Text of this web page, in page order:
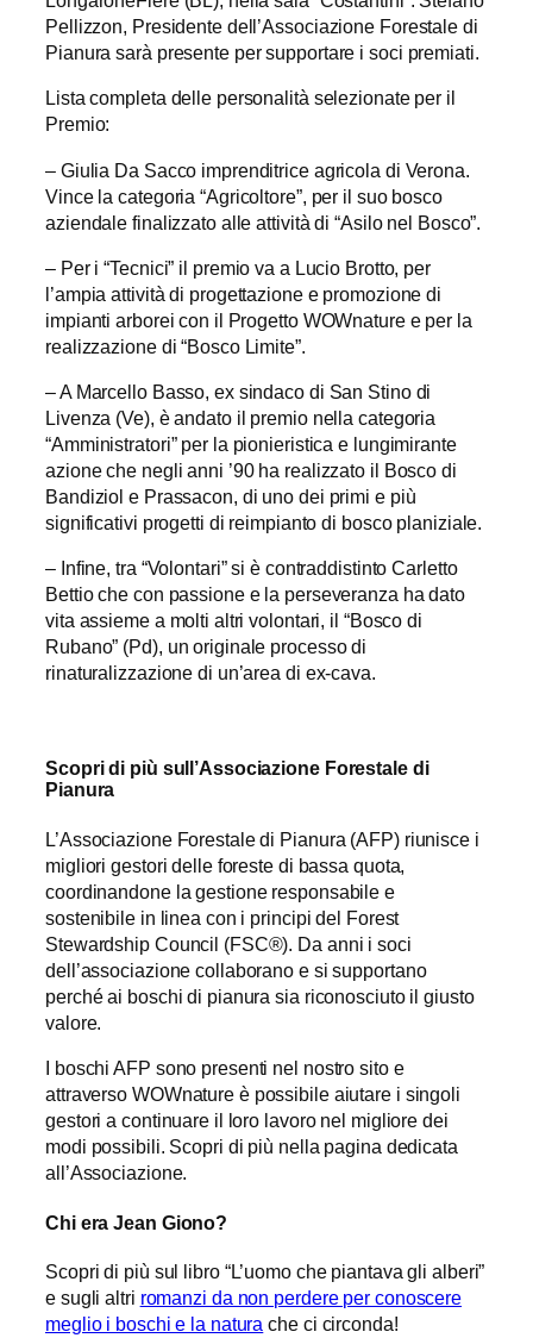
Pellizzon, Presidente dell’Associazione Forestale di
Pianura sarà presente per supportare i soci premiati.
Lista completa delle personalità selezionate per il
Premio:
– Giulia Da Sacco imprenditrice agricola di Verona.
Vince la categoria “Agricoltore”, per il suo bosco
aziendale finalizzato alle attività di “Asilo nel Bosco”.
– Per i “Tecnici” il premio va a Lucio Brotto, per
l’ampia attività di progettazione e promozione di
impianti arborei con il Progetto WOWnature e per la
realizzazione di “Bosco Limite”.
– A Marcello Basso, ex sindaco di San Stino di
Livenza (Ve), è andato il premio nella categoria
“Amministratori” per la pionieristica e lungimirante
azione che negli anni ’90 ha realizzato il Bosco di
Bandiziol e Prassacon, di uno dei primi e più
significativi progetti di reimpianto di bosco planiziale.
– Infine, tra “Volontari” si è contraddistinto Carletto
Bettio che con passione e la perseveranza ha dato
vita assieme a molti altri volontari, il “Bosco di
Rubano” (Pd), un originale processo di
rinaturalizzazione di un’area di ex-cava.
Scopri di più sull’Associazione Forestale di
Pianura
L’Associazione Forestale di Pianura (AFP) riunisce i
migliori gestori delle foreste di bassa quota,
coordinandone la gestione responsabile e
sostenibile in linea con i principi del Forest
Stewardship Council (FSC®). Da anni i soci
dell’associazione collaborano e si supportano
perché ai boschi di pianura sia riconosciuto il giusto
valore.
I boschi AFP sono presenti nel nostro sito e
attraverso WOWnature è possibile aiutare i singoli
gestori a continuare il loro lavoro nel migliore dei
modi possibili. Scopri di più nella pagina dedicata
all’Associazione.
Chi era Jean Giono?
Scopri di più sul libro “L’uomo che piantava gli alberi”
e sugli altri romanzi da non perdere per conoscere
meglio i boschi e la natura che ci circonda!